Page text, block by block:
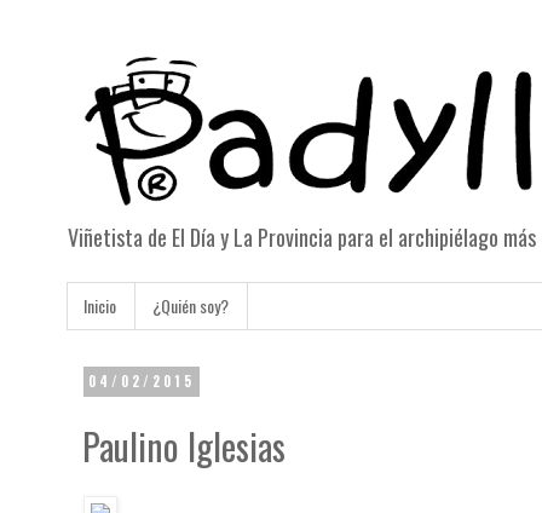
Viñetista de El Día y La Provincia para el archipiélago
Inicio ¿Quién soy?
04/02/2015
Paulino Iglesias